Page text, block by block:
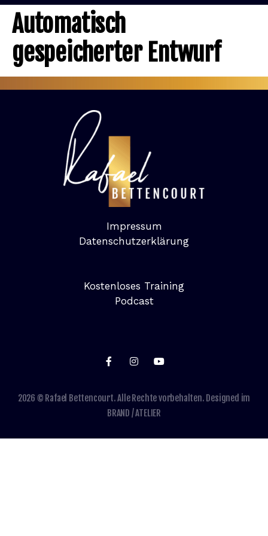
Automatisch
gespeicherter Entwurf
Impressum
Datenschutzerklärung
Kostenloses Training
Podcast
2026 © Rafael Bettencourt. Alle Rechte vorbehalten. Designed im
BRAND / ATELIER